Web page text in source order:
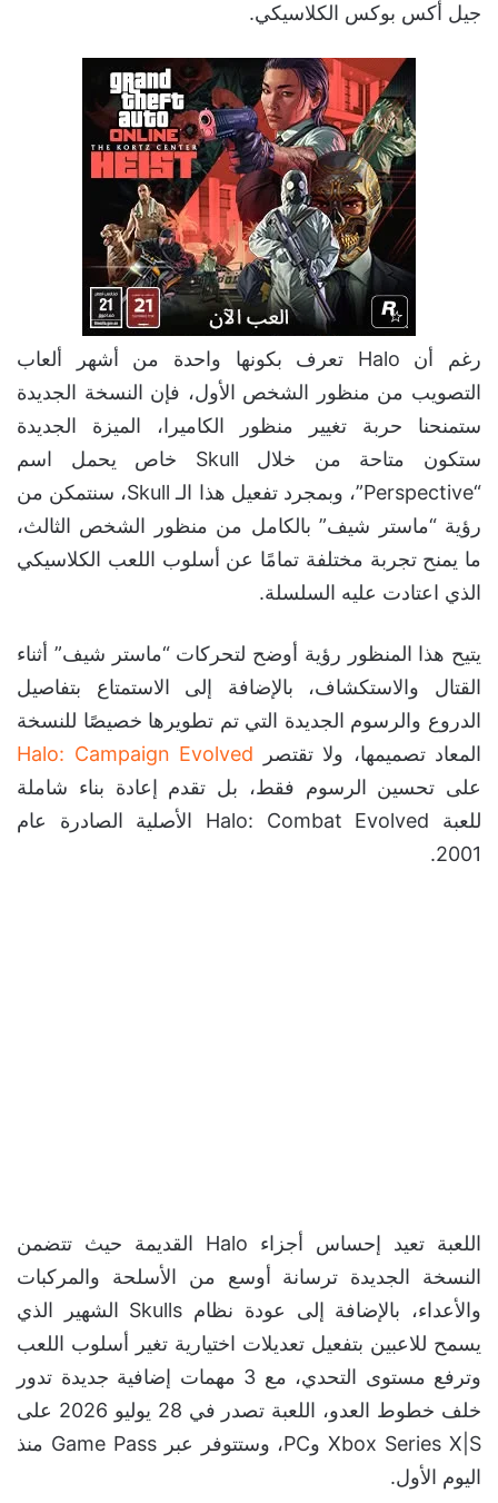
جيل أكس بوكس الكلاسيكي.
رغم أن Halo تعرف بكونها واحدة من أشهر ألعاب
التصويب من منظور الشخص الأول، فإن النسخة الجديدة
ستمنحنا حربة تغيير منظور الكاميرا، الميزة الجديدة
ستكون متاحة من خلال Skull خاص يحمل اسم
“Perspective”، وبمجرد تفعيل هذا الـ Skull، سنتمكن من
رؤية “ماستر شيف” بالكامل من منظور الشخص الثالث،
ما يمنح تجربة مختلفة تمامًا عن أسلوب اللعب الكلاسيكي
الذي اعتادت عليه السلسلة.
يتيح هذا المنظور رؤية أوضح لتحركات “ماستر شيف” أثناء
القتال والاستكشاف، بالإضافة إلى الاستمتاع بتفاصيل
الدروع والرسوم الجديدة التي تم تطويرها خصيصًا للنسخة
المعاد تصميمها، ولا تقتصر Halo: Campaign Evolved
على تحسين الرسوم فقط، بل تقدم إعادة بناء شاملة
للعبة Halo: Combat Evolved الأصلية الصادرة عام
2001.
اللعبة تعيد إحساس أجزاء Halo القديمة حيث تتضمن
النسخة الجديدة ترسانة أوسع من الأسلحة والمركبات
والأعداء، بالإضافة إلى عودة نظام Skulls الشهير الذي
يسمح للاعبين بتفعيل تعديلات اختيارية تغير أسلوب اللعب
وترفع مستوى التحدي، مع 3 مهمات إضافية جديدة تدور
خلف خطوط العدو، اللعبة تصدر في 28 يوليو 2026 على
Xbox Series X|S وPC، وستتوفر عبر Game Pass منذ
اليوم الأول.